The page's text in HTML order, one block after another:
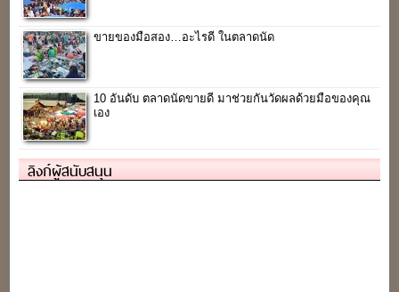
ขายของมือสอง…อะไรดี ในตลาดนัด
10 อันดับ ตลาดนัดขายดี มาช่วยกันวัดผลด้วยมือของคุณ
เอง
ลิงก์ผู้สนับสนุน